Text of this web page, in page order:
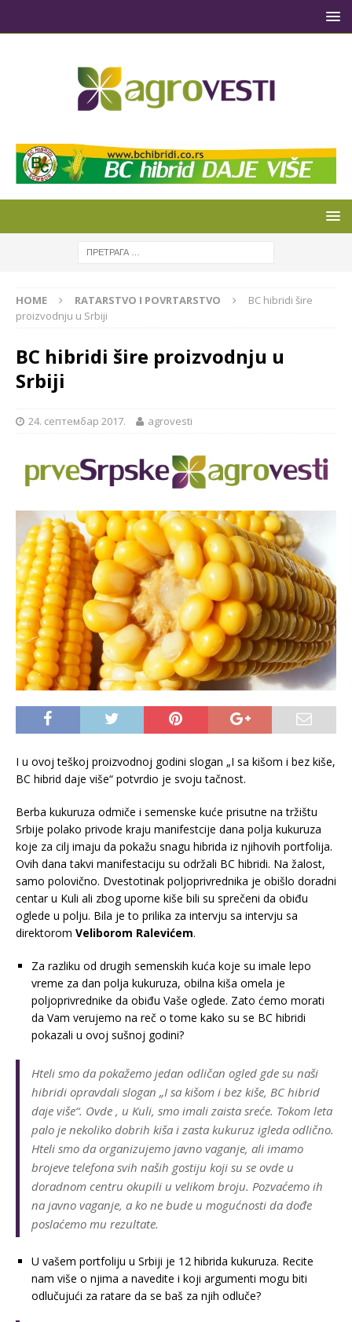
HOME RATARSTVO I POVRTARSTVO
BC hibridi šire
proizvodnju u Srbiji
BC hibridi šire proizvodnju u
Srbiji
24. септембар 2017. agrovesti
I u ovoj teškoj proizvodnoj godini slogan „I sa kišom i bez kiše,
BC hibrid daje više“ potvrdio je svoju tačnost.
Berba kukuruza odmiče i semenske kuće prisutne na tržištu
Srbije polako privode kraju manifestcije dana polja kukuruza
koje za cilj imaju da pokažu snagu hibrida iz njihovih portfolija.
Ovih dana takvi manifestaciju su održali BC hibridi. Na žalost,
samo polovično. Dvestotinak poljoprivrednika je obišlo doradni
centar u Kuli ali zbog uporne kiše bili su sprečeni da obiđu
oglede u polju. Bila je to prilika za intervju sa intervju sa
direktorom Veliborom Ralevićem.
Za razliku od drugih semenskih kuća koje su imale lepo
vreme za dan polja kukuruza, obilna kiša omela je
poljoprivrednike da obiđu Vaše oglede. Zato ćemo morati
da Vam verujemo na reč o tome kako su se BC hibridi
pokazali u ovoj sušnoj godini?
Hteli smo da pokažemo jedan odličan ogled gde su naši
hibridi opravdali slogan „I sa kišom i bez kiše, BC hibrid
daje više“. Ovde , u Kuli, smo imali zaista sreće. Tokom leta
palo je nekoliko dobrih kiša i zasta kukuruz igleda odlično.
Hteli smo da organizujemo javno vaganje, ali imamo
brojeve telefona svih naših gostiju koji su se ovde u
doradnom centru okupili u velikom broju. Pozvaćemo ih
na javno vaganje, a ko ne bude u mogućnosti da dođe
poslaćemo mu rezultate.
U vašem portfoliju u Srbiji je 12 hibrida kukuruza. Recite
nam više o njima a navedite i koji argumenti mogu biti
odlučujući za ratare da se baš za njih odluče?